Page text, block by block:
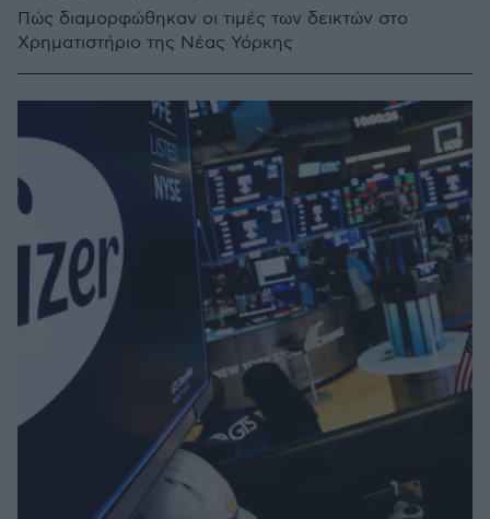
Πώς διαμορφώθηκαν οι τιμές των δεικτών στο
Χρηματιστήριο της Νέας Υόρκης